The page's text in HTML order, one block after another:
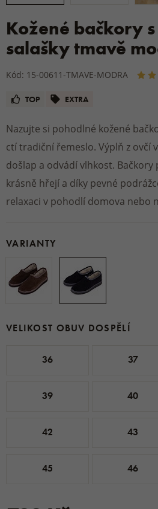
Kožené bačkory
salašky tmavě
Kód: 15-00611-TMAVE-MODRA
TOP EXTRA
Nazujte si pohodlné kožené
ctí tradiční řemeslo. Výplň z ovčí
došlap a odvádí vlhkost.
krásně hřejí a díky pevné
relaxaci v pohodlí domova nebo
VARIANTY
VELIKOST OBUV DOSPĚLÍ
36 37
39 40
42 43
45 46